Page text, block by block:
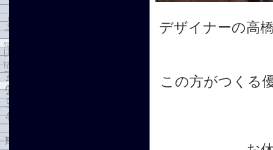
デザイナーの高
この方がつくる